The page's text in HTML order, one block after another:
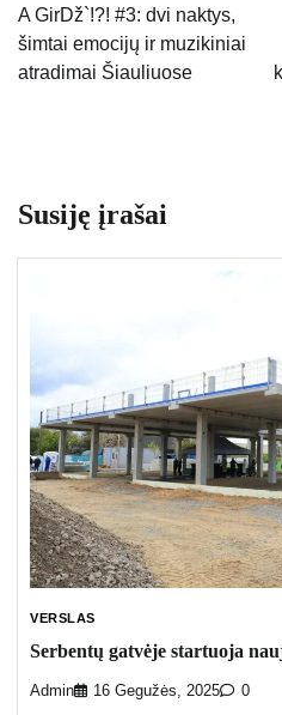
tarp
įrašų
A GirDž`!?! #3: dvi naktys,
šimtai emocijų ir muzikiniai
atradimai Šiauliuose
Susiję įrašai
VERSLAS
Serbentų gatvėje startuoja
Admin 16 Gegužės, 2025 0